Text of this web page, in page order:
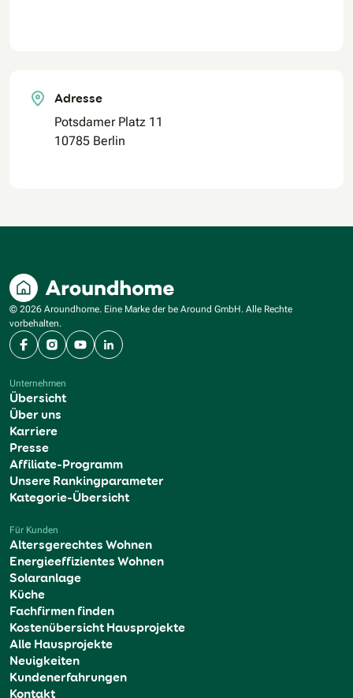
Adresse
Potsdamer Platz 11
10785 Berlin
© 2026 Aroundhome. Eine Marke der be Around GmbH. Alle Rechte
vorbehalten.
FacebookInstagram
YouTubeLinkedIn
Unternehmen
Übersicht
Über uns
Karriere
Presse
Affiliate-Programm
Unsere Rankingparameter
Kategorie-Übersicht
Für Kunden
Altersgerechtes Wohnen
Energieeffizientes Wohnen
Solaranlage
Küche
Fachfirmen finden
Kostenübersicht Hausprojekte
Alle Hausprojekte
Neuigkeiten
Kundenerfahrungen
Kontakt